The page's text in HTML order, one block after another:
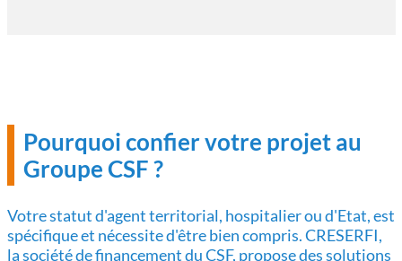
Pourquoi confier votre projet au
Groupe CSF ?
Votre statut d'agent territorial, hospitalier ou d'Etat, est
spécifique et nécessite d'être bien compris. CRESERFI,
la société de financement du CSF, propose des solutions